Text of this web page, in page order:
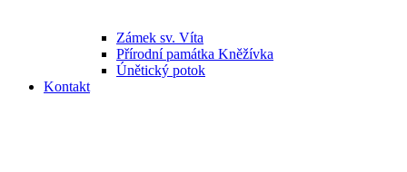
Zámek sv. Víta
Přírodní památka Kněžívka
Únětický potok
Kontakt